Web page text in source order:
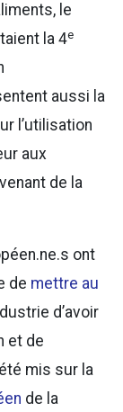
le
la 4e
aussi la
l’utilisation
aux
de la
ont
de mettre au
d’avoir
et de
mis sur la
de la